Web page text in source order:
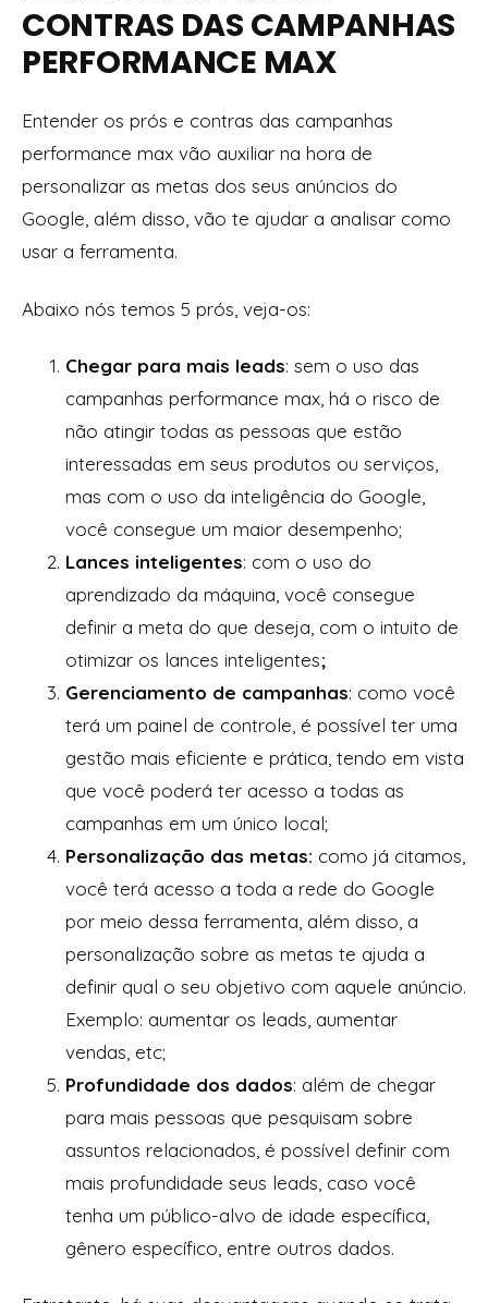
CONTRAS DAS CAMPANHAS
PERFORMANCE MAX
Entender os prós e contras das campanhas
performance max vão auxiliar na hora de
personalizar as metas dos seus anúncios do
Google, além disso, vão te ajudar a analisar como
usar a ferramenta.
Abaixo nós temos 5 prós, veja-os:
Chegar para mais leads: sem o uso das
campanhas performance max, há o risco de
não atingir todas as pessoas que estão
interessadas em seus produtos ou serviços,
mas com o uso da inteligência do Google,
você consegue um maior desempenho;
Lances inteligentes: com o uso do
aprendizado da máquina, você consegue
definir a meta do que deseja, com o intuito de
otimizar os lances inteligentes;
Gerenciamento de campanhas: como você
terá um painel de controle, é possível ter uma
gestão mais eficiente e prática, tendo em vista
que você poderá ter acesso a todas as
campanhas em um único local;
Personalização das metas: como já citamos,
você terá acesso a toda a rede do Google
por meio dessa ferramenta, além disso, a
personalização sobre as metas te ajuda a
definir qual o seu objetivo com aquele anúncio.
Exemplo: aumentar os leads, aumentar
vendas, etc;
Profundidade dos dados: além de chegar
para mais pessoas que pesquisam sobre
assuntos relacionados, é possível definir com
mais profundidade seus leads, caso você
tenha um público-alvo de idade específica,
gênero específico, entre outros dados.